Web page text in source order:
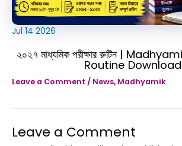
Jul 14 2026
২০২৭ মাধ্যমিক পরীক্ষার রুটিন |
Routine Download
Leave a Comment / News, Madhyamik
Leave a Comment